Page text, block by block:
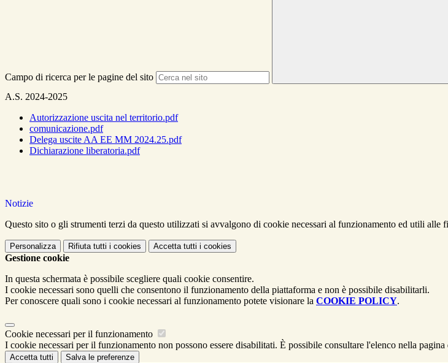
Campo di ricerca per le pagine del sito
A.S. 2024-2025
Autorizzazione uscita nel territorio.pdf
comunicazione.pdf
Delega uscite AA EE MM 2024.25.pdf
Dichiarazione liberatoria.pdf
Notizie
Questo sito o gli strumenti terzi da questo utilizzati si avvalgono di cookie necessari al funzionamento ed utili alle
Personalizza Rifiuta tutti i cookies Accetta tutti i cookies
Gestione cookie
In questa schermata è possibile scegliere quali cookie consentire.
I cookie necessari sono quelli che consentono il funzionamento della piattaforma e non è possibile disabilitarli.
Per conoscere quali sono i cookie necessari al funzionamento potete visionare la COOKIE POLICY.
Cookie necessari per il funzionamento
I cookie necessari per il funzionamento non possono essere disabilitati. È possibile consultare l'elenco nella
Accetta tutti Salva le preferenze